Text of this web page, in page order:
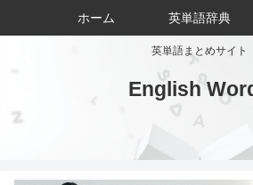
英単語まとめサイト
English
ホーム 英単語辞典